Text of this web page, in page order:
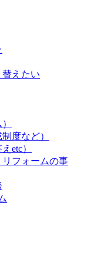
えたい
度など）
etc）
リフォームの事